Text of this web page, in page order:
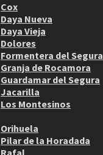
Cox
Daya Nueva
Daya Vieja
Dolores
Formentera del Segura
Granja de Rocamora
Guardamar del Segura
Jacarilla
Los Montesinos
Orihuela
Pilar de la Horadada